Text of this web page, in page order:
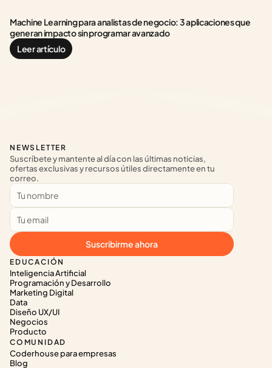
Machine Learning para analistas de negocio: 3 aplicaciones que
generan impacto sin programar avanzado
Leer artículo
EDUCACIÓN
Inteligencia Artificial
Programación y Desarrollo
Marketing Digital
Data
Diseño UX/UI
Negocios
Producto
COMUNIDAD
Coderhouse para empresas
Blog
NEWSLETTER
Suscríbete y mantente al día con las últimas noticias,
ofertas exclusivas y recursos útiles directamente en tu
correo.
Suscribirme ahora